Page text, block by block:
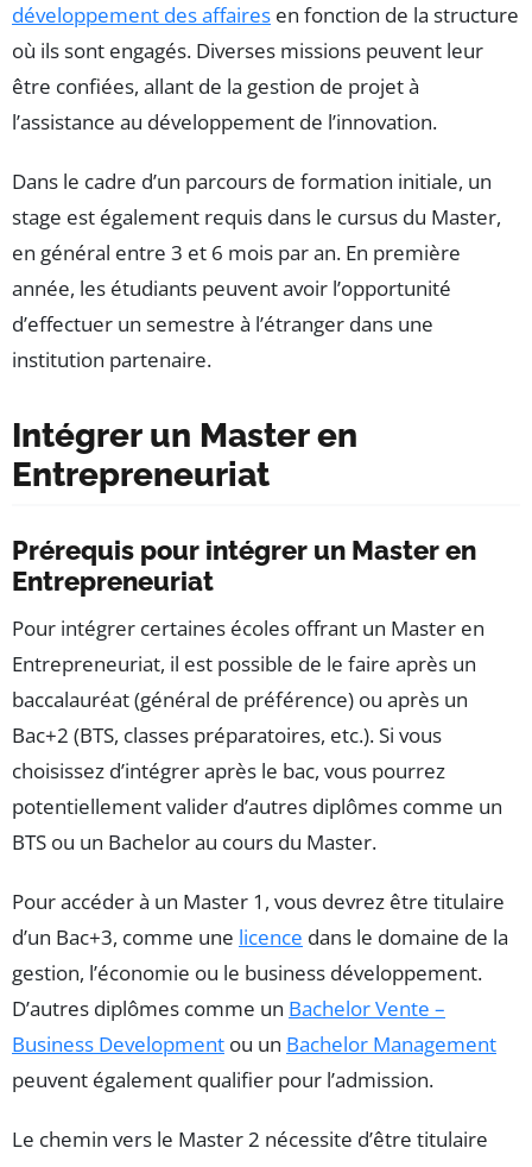
développement des affaires en fonction de la structure
où ils sont engagés. Diverses missions peuvent leur
être confiées, allant de la gestion de projet à
l’assistance au développement de l’innovation.
Dans le cadre d’un parcours de formation initiale, un
stage est également requis dans le cursus du Master,
en général entre 3 et 6 mois par an. En première
année, les étudiants peuvent avoir l’opportunité
d’effectuer un semestre à l’étranger dans une
institution partenaire.
Intégrer un Master en
Entrepreneuriat
Prérequis pour intégrer un Master en
Entrepreneuriat
Pour intégrer certaines écoles offrant un Master en
Entrepreneuriat, il est possible de le faire après un
baccalauréat (général de préférence) ou après un
Bac+2 (BTS, classes préparatoires, etc.). Si vous
choisissez d’intégrer après le bac, vous pourrez
potentiellement valider d’autres diplômes comme un
BTS ou un Bachelor au cours du Master.
Pour accéder à un Master 1, vous devrez être titulaire
d’un Bac+3, comme une licence dans le domaine de la
gestion, l’économie ou le business développement.
D’autres diplômes comme un Bachelor Vente –
Business Development ou un Bachelor Management
peuvent également qualifier pour l’admission.
Le chemin vers le Master 2 nécessite d’être titulaire